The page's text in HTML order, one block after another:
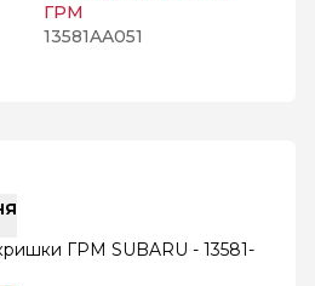
ГРМ
13581AA051
ГРМ SUBARU - 13581-